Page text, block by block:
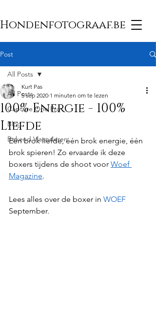
Hondenfotograaf.be
Post
All Posts
Capture One Pro
Blog
Bekend Vlaanderen
All Posts
100% Energie - 100%
Liefde
Kurt Pas
5 sep 2020 1 minuten om te lezen
Eén brok liefde, één brok energie, één
brok spieren! Zo ervaarde ik deze
boxers tijdens de shoot voor Woef
Magazine.
Lees alles over de boxer in WOEF
September.